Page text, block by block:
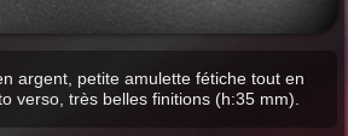
argent, petite amulette fétiche tout en
verso, très belles finitions (h:35 mm).